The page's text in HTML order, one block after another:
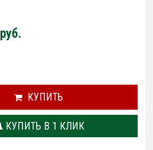
руб.
КУПИТЬ
КУПИТЬ В 1 КЛИК